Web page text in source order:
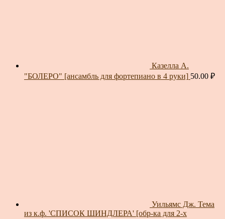
Казелла А.
"БОЛЕРО" [ансамбль для фортепиано в 4 руки] 50.00 ₽
Уильямс Дж. Тема
из к.ф. 'СПИСОК ШИНДЛЕРА' [обр-ка для 2-х